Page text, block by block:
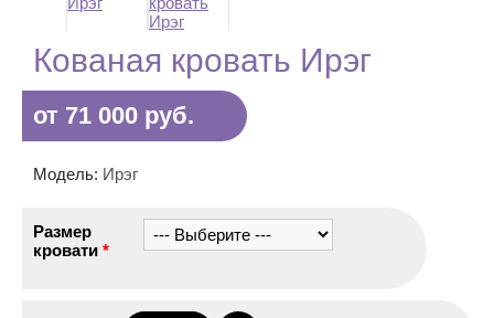
Кованая кровать Ирэг
от 71 000 руб.
Модель: Ирэг
Размер
кровати *